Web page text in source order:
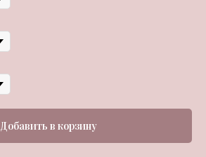
Добавить в корзину